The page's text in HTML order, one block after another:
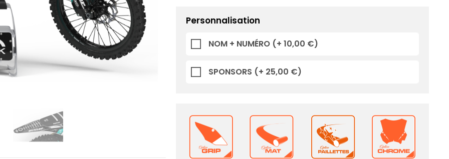
Personnalisation
NOM + NUMÉRO (+ 10,00 €)
SPONSORS (+ 25,00 €)